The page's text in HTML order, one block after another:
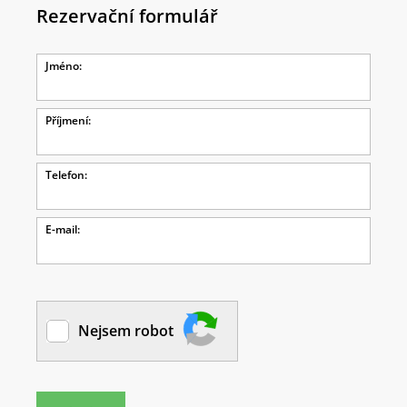
Rezervační formulář
Jméno:
Příjmení:
Telefon:
E-mail:
Nejsem robot